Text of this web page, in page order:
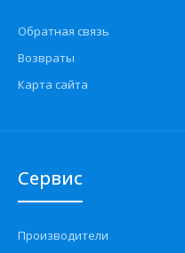
Обратная связь
Возвраты
Карта сайта
Сервис
Производители